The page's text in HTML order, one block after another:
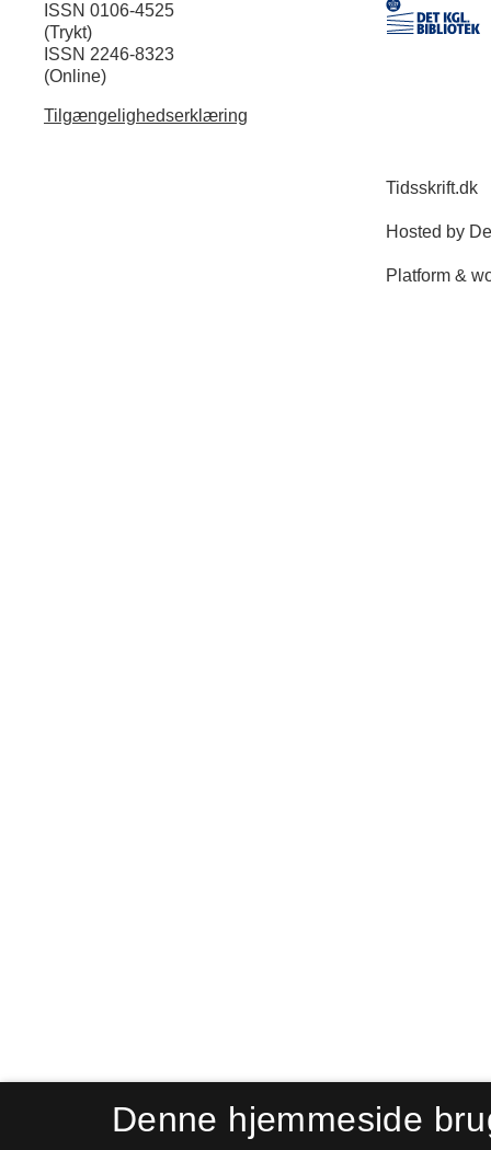
ISSN 0106-4525
(Trykt)
ISSN 2246-8323
(Online)
Tilgængelighedserklæring
Denne hjemmeside